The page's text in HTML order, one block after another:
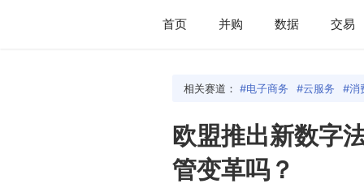
首页 并购 数据 交易
相关赛道： 电子商务 云服务 消
欧盟推出新数字
管变革吗？